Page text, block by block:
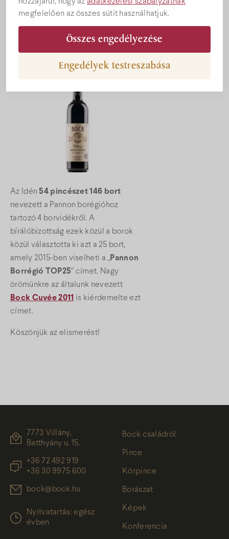
megfelelően az összes sütit használhatjuk.
Összes engedélyezése
Engedélyek testreszabása
Az előző évhez hasonlóan 2015-ben
Borrégió TOP25” borversenyt.
Az Idén 54 pincészet 146 bort
nevezett a Pannon borégióhoz
tartozó 4 borvidékről. A
bírálóbizottság ezek közül a borok
közül választotta ki azt a 25 bort,
amely 2015-ben viselheti a „ Pannon
Borrégió TOP25” címet. Nagy
örömünkre az általunk nevezett
Bock Cuvée 2011 is kiérdemelte ezt
címet.
Köszönjük az elismerést!
7773 Villány,
Batthyány u. 15.
+36 72 492 919
+36 30 9975 600
bock@bock.hu
Nyitvatartás: egész
évben
Bock családról
Pince
Körpince
Borászat
Képek
Konferencia
Képek